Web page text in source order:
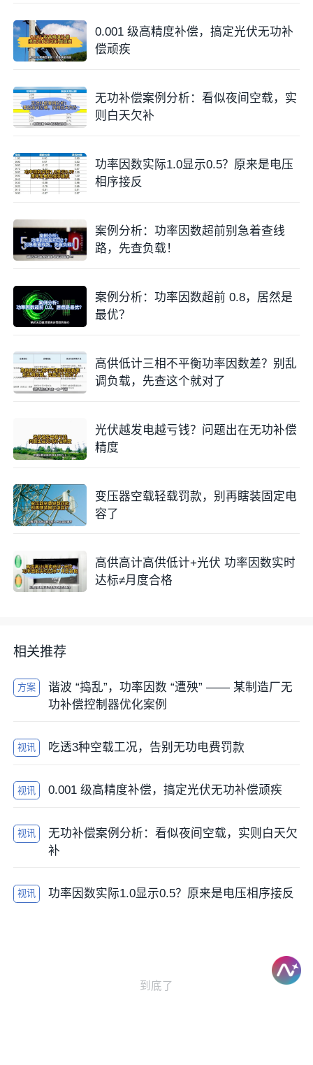
0.001 级高精度补偿，搞定光伏无功补
偿顽疾
无功补偿案例分析：看似夜间空载，实
则白天欠补
功率因数实际1.0显示0.5？原来是电压
相序接反
案例分析：功率因数超前别急着查线
路，先查负载！
案例分析：功率因数超前 0.8，居然是
最优？
高供低计三相不平衡功率因数差？别乱
调负载，先查这个就对了
光伏越发电越亏钱？问题出在无功补偿
精度
变压器空载轻载罚款，别再瞎装固定电
容了
高供高计高供低计+光伏 功率因数实时
达标≠月度合格
相关推荐
方案
谐波 “捣乱”，功率因数 “遭殃” —— 某制造厂无
功补偿控制器优化案例
视讯 吃透3种空载工况，告别无功电费罚款
视讯 0.001 级高精度补偿，搞定光伏无功补偿顽疾
视讯
无功补偿案例分析：看似夜间空载，实则白天欠
补
视讯 功率因数实际1.0显示0.5？原来是电压相序接反